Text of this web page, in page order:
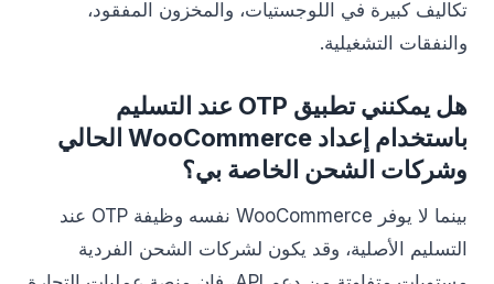
تكاليف كبيرة في اللوجستيات، والمخزون المفقود،
والنفقات التشغيلية.
هل يمكنني تطبيق OTP عند التسليم
باستخدام إعداد WooCommerce الحالي
وشركات الشحن الخاصة بي؟
بينما لا يوفر WooCommerce نفسه وظيفة OTP عند
التسليم الأصلية، وقد يكون لشركات الشحن الفردية